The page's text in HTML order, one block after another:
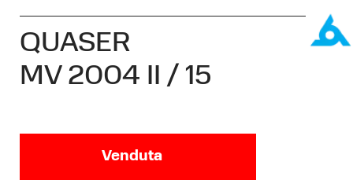
QUASER
MV 2004 II / 15
Venduta